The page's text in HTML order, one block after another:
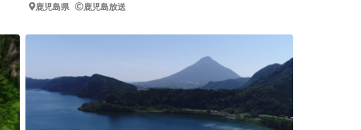
鹿児島県 鹿児島放送